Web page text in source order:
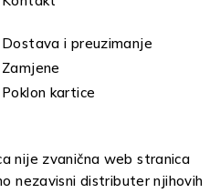
Dostava i preuzimanje
Zamjene
Poklon kartice
nije zvanična web stranica
nezavisni distributer njihovih